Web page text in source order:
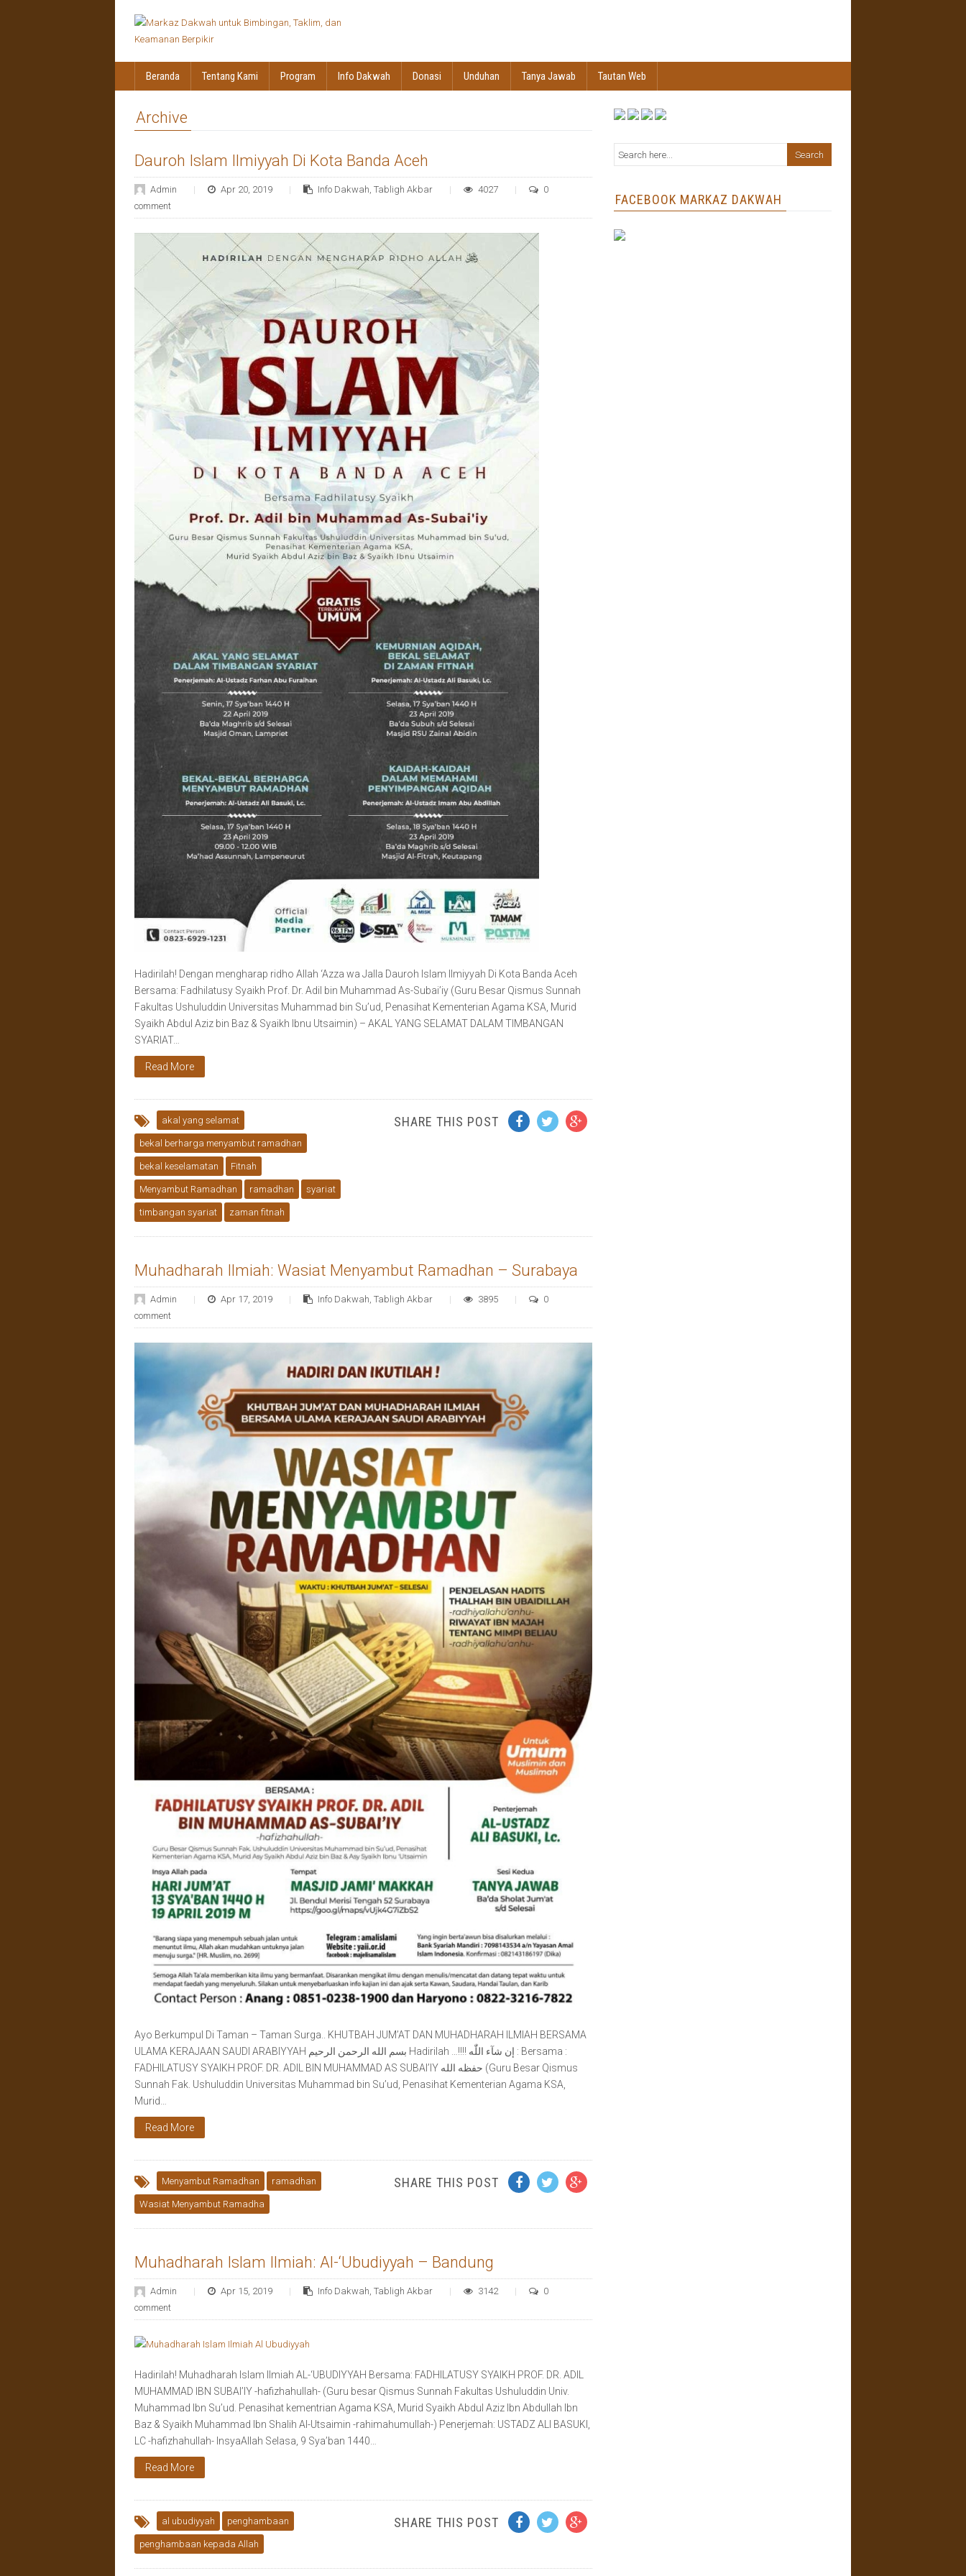
Beranda Tentang Kami Program Info Dakwah Donasi Unduhan Tanya Jawab Tautan Web
Archive
Dauroh Islam Ilmiyyah Di Kota Banda Aceh
Admin Apr 20, 2019 Info Dakwah, Tabligh Akbar 4027
0
comment
Hadirilah! Dengan mengharap ridho Allah ‘Azza wa Jalla Dauroh Islam Ilmiyyah Di Kota Banda Aceh
Bersama: Fadhilatusy Syaikh Prof. Dr. Adil bin Muhammad As-Subai’iy (Guru Besar Qismus Sunnah
Fakultas Ushuluddin Universitas Muhammad bin Su’ud, Penasihat Kementerian Agama KSA, Murid
Syaikh Abdul Aziz bin Baz & Syaikh Ibnu Utsaimin) – AKAL YANG SELAMAT DALAM TIMBANGAN
SYARIAT…
Read More
akal yang selamat
bekal berharga menyambut ramadhan
bekal keselamatan Fitnah
Menyambut Ramadhan ramadhan syariat
timbangan syariat zaman fitnah
SHARE THIS POST
Muhadharah Ilmiah: Wasiat Menyambut Ramadhan – Surabaya
Admin Apr 17, 2019 Info Dakwah, Tabligh Akbar 3895
0
comment
Ayo Berkumpul Di Taman – Taman Surga.. KHUTBAH JUM’AT DAN MUHADHARAH ILMIAH BERSAMA
ULAMA KERAJAAN SAUDI ARABIYYAH بسم الله الرحمن الرحيم Hadirilah …‼️‼️ إن شآء اللّٰه : Bersama :
FADHILATUSY SYAIKH PROF. DR. ADIL BIN MUHAMMAD AS SUBAI’IY حفظه الله (Guru Besar Qismus
Sunnah Fak. Ushuluddin Universitas Muhammad bin Su’ud, Penasihat Kementerian Agama KSA,
Murid…
Read More
Menyambut Ramadhan ramadhan
Wasiat Menyambut Ramadha
SHARE THIS POST
Muhadharah Islam Ilmiah: Al-‘Ubudiyyah – Bandung
Admin Apr 15, 2019 Info Dakwah, Tabligh Akbar 3142
0
comment
Hadirilah! Muhadharah Islam Ilmiah AL-‘UBUDIYYAH Bersama: FADHILATUSY SYAIKH PROF. DR. ADIL
MUHAMMAD IBN SUBAI’IY -hafizhahullah- (Guru besar Qismus Sunnah Fakultas Ushuluddin Univ.
Muhammad Ibn Su’ud. Penasihat kementrian Agama KSA, Murid Syaikh Abdul Aziz Ibn Abdullah Ibn
Baz & Syaikh Muhammad Ibn Shalih Al-Utsaimin -rahimahumullah-) Penerjemah: USTADZ ALI BASUKI,
LC -hafizhahullah- InsyaAllah Selasa, 9 Sya’ban 1440…
Read More
al ubudiyyah penghambaan
penghambaan kepada Allah
SHARE THIS POST
FACEBOOK MARKAZ DAKWAH